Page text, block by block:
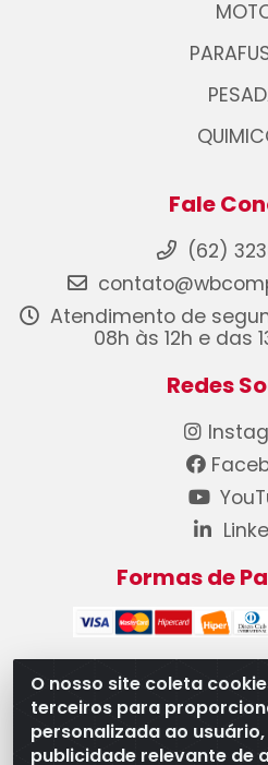
O nosso site coleta
terceiros para
personalizada ao
publicidade relevante de
Fale
(62)
Atendimento de
08h às 12h e das
Redes
Formas de
WB Componentes
08.528.393/0001-12 - Rua
Oeste Industrial, Goiânia/